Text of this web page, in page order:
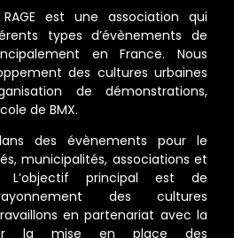
est une association qui
types d’évènements de
en France. Nous
des cultures urbaines
de démonstrations,
de BMX.
des évènements pour le
municipalités, associations et
L’objectif principal est de
des cultures
en partenariat avec la
la mise en place des